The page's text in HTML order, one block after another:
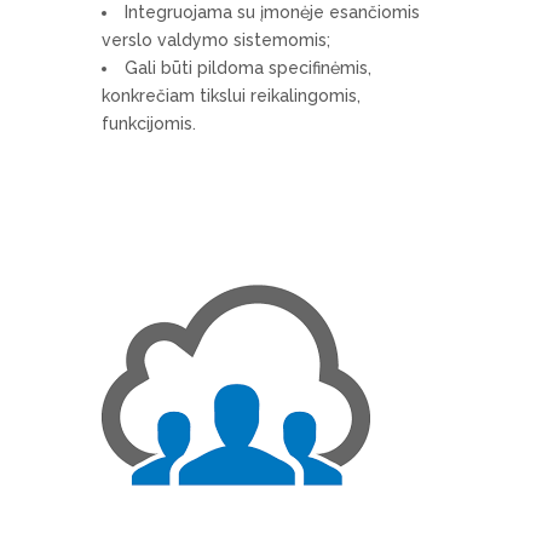
Integruojama su įmonėje esančiomis
verslo valdymo sistemomis;
Gali būti pildoma specifinėmis,
konkrečiam tikslui reikalingomis,
funkcijomis.